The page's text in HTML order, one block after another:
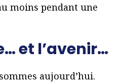
moins pendant une
et l’avenir…
aujourd’hui.